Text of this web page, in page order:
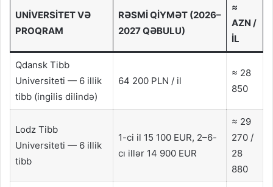
UNIVERSITET VƏ
PROQRAM
RƏSMI QIYMƏT (2026–
2027 QƏBULU)
≈
AZN /
IL
Qdansk Tibb
Universiteti — 6 illik
tibb (ingilis dilində)
64 200 PLN / il
≈ 28
850
Lodz Tibb
Universiteti — 6 illik
tibb
1-ci il 15 100 EUR, 2–6-
cı illər 14 900 EUR
≈ 29
270 /
28
880